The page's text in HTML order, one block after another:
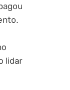
lidar